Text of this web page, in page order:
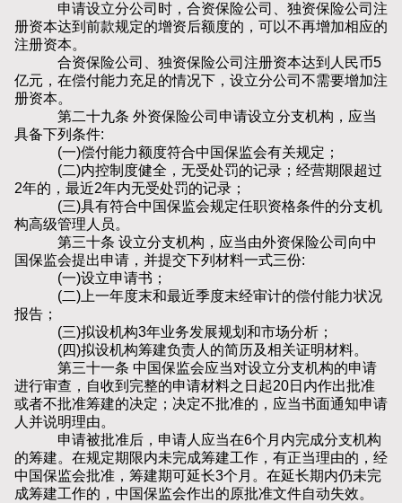
申请设立分公司时，合资保险公司、独资保险公司注
册资本达到前款规定的增资后额度的，可以不再增加相应的
注册资本。
合资保险公司、独资保险公司注册资本达到人民币5
亿元，在偿付能力充足的情况下，设立分公司不需要增加注
册资本。
第二十九条 外资保险公司申请设立分支机构，应当
具备下列条件:
(一)偿付能力额度符合中国保监会有关规定；
(二)内控制度健全，无受处罚的记录；经营期限超过
2年的，最近2年内无受处罚的记录；
(三)具有符合中国保监会规定任职资格条件的分支机
构高级管理人员。
第三十条 设立分支机构，应当由外资保险公司向中
国保监会提出申请，并提交下列材料一式三份:
(一)设立申请书；
(二)上一年度末和最近季度末经审计的偿付能力状况
报告；
(三)拟设机构3年业务发展规划和市场分析；
(四)拟设机构筹建负责人的简历及相关证明材料。
第三十一条 中国保监会应当对设立分支机构的申请
进行审查，自收到完整的申请材料之日起20日内作出批准
或者不批准筹建的决定；决定不批准的，应当书面通知申请
人并说明理由。
申请被批准后，申请人应当在6个月内完成分支机构
的筹建。在规定期限内未完成筹建工作，有正当理由的，经
中国保监会批准，筹建期可延长3个月。在延长期内仍未完
成筹建工作的，中国保监会作出的原批准文件自动失效。